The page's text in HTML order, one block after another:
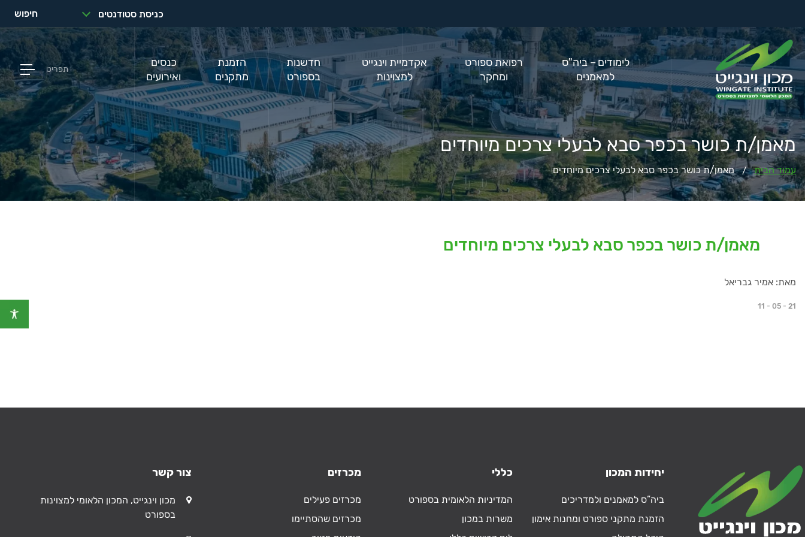
כניסת סטודנטים חיפוש
לימודים – ביה"ס
למאמנים
רפואת ספורט
ומחקר
אקדמיית וינגייט
למצוינות
חדשנות
בספורט
הזמנת
מתקנים
כנסים
ואירועים
תפריט
מאמן/ת כושר בכפר סבא לבעלי צרכים מיוחדים
עמוד הבית / מאמן/ת כושר בכפר סבא לבעלי צרכים מיוחדים
מאמן/ת כושר בכפר סבא לבעלי צרכים מיוחדים
מאת: אמיר גבריאל
11 - 05 - 21
יחידות המכון
ביה”ס למאמנים ולמדריכים
הזמנת מתקני ספורט ומחנות אימון
כללי
המדיניות הלאומית בספורט
משרות במכון
מכרזים
מכרזים פעילים
מכרזים שהסתיימו
צור קשר
כתובת
מכון וינגייט, המכון הלאומי למצוינות
בספורט